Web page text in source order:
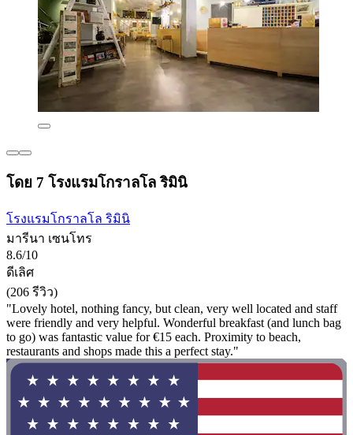
โดย 7 โรงแรมโกราลโล ริมินิ
โรงแรมโกราลโล ริมินิ
มารีนา เซนโทร
8.6/10
ดีเลิศ
(206 รีวิว)
"Lovely hotel, nothing fancy, but clean, very well located and staff
were friendly and very helpful. Wonderful breakfast (and lunch bag
to go) was fantastic value for €15 each. Proximity to beach,
restaurants and shops made this a perfect stay."